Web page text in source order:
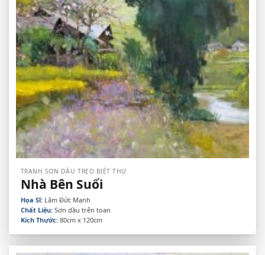
TRANH SƠN DẦU TREO BIỆT THỰ
Nhà Bên Suối
Họa Sĩ: Lâm Đức Mạnh
Chất Liệu: Sơn dầu trên toan
Kích Thước: 80cm x 120cm